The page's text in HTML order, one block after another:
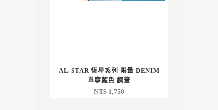
AL-STAR 恆星系列 限量 DENIM
單寧藍色 鋼筆
NT$ 1,750